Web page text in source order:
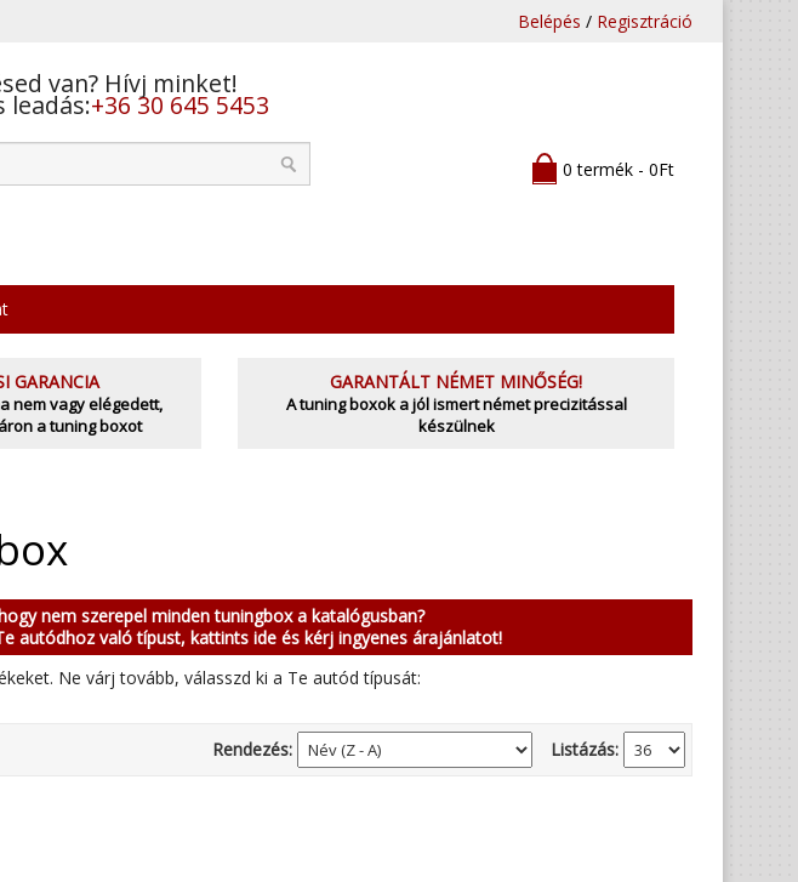
Belépés / Regisztráció
van? Hívj minket!
leadás:+36 30 645 5453
0 termék - 0Ft
GARANCIA
nem vagy elégedett,
a tuning boxot
GARANTÁLT NÉMET MINŐSÉG!
A tuning boxok a jól ismert német precizitással
készülnek
nem szerepel minden tuningbox a katalógusban?
autódhoz való típust, kattints ide és kérj ingyenes árajánlatot!
Ne várj tovább, válasszd ki a Te autód típusát:
Listázás:
Rendezés: